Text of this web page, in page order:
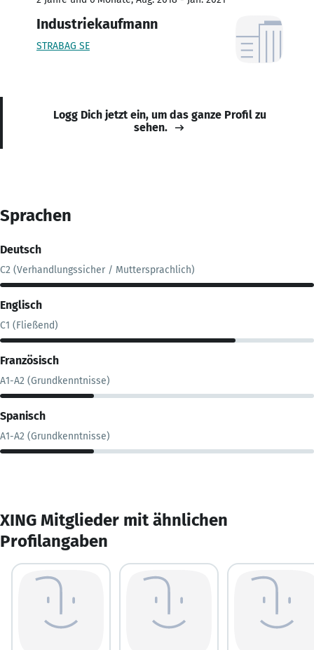
Industriekaufmann
STRABAG SE
Logg Dich jetzt ein, um das ganze Profil zu
sehen.
Sprachen
Deutsch
C2 (Verhandlungssicher / Muttersprachlich)
Englisch
C1 (Fließend)
Französisch
A1-A2 (Grundkenntnisse)
Spanisch
A1-A2 (Grundkenntnisse)
XING Mitglieder mit ähnlichen
Profilangaben